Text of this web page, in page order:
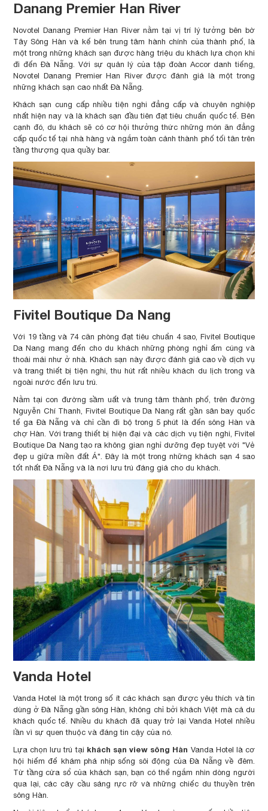
Danang Premier Han River
Novotel Danang Premier Han River nằm tại vị trí lý tưởng bên bờ
Tây Sông Hàn và kế bên trung tâm hành chính của thành phố, là
một trong những khách sạn được hàng triệu du khách lựa chọn khi
đi đến Đà Nẵng. Với sự quản lý của tập đoàn Accor danh tiếng,
Novotel Danang Premier Han River được đánh giá là một trong
những khách sạn cao nhất Đà Nẵng.
Khách sạn cung cấp nhiều tiện nghi đẳng cấp và chuyên nghiệp
nhất hiện nay và là khách sạn đầu tiên đạt tiêu chuẩn quốc tế. Bên
cạnh đó, du khách sẽ có cơ hội thưởng thức những món ăn đẳng
cấp quốc tế tại nhà hàng và ngắm toàn cảnh thành phố tối tân trên
tầng thượng qua quầy bar.
Fivitel Boutique Da Nang
Với 19 tầng và 74 căn phòng đạt tiêu chuẩn 4 sao, Fivitel Boutique
Da Nang mang đến cho du khách những phòng nghỉ ấm cúng và
thoải mái như ở nhà. Khách sạn này được đánh giá cao về dịch vụ
và trang thiết bị tiện nghi, thu hút rất nhiều khách du lịch trong và
ngoài nước đến lưu trú.
Nằm tại con đường sầm uất và trung tâm thành phố, trên đường
Nguyễn Chí Thanh, Fivitel Boutique Da Nang rất gần sân bay quốc
tế ga Đà Nẵng và chỉ cần đi bộ trong 5 phút là đến sông Hàn và
chợ Hàn. Với trang thiết bị hiện đại và các dịch vụ tiện nghi, Fivitel
Boutique Da Nang tạo ra không gian nghỉ dưỡng đẹp tuyệt vời "Vẻ
đẹp u giữa miền đất Á". Đây là một trong những khách sạn 4 sao
tốt nhất Đà Nẵng và là nơi lưu trú đáng giá cho du khách.
Vanda Hotel
Vanda Hotel là một trong số ít các khách sạn được yêu thích và tin
dùng ở Đà Nẵng gần sông Hàn, không chỉ bởi khách Việt mà cả du
khách quốc tế. Nhiều du khách đã quay trở lại Vanda Hotel nhiều
lần vì sự quen thuộc và đáng tin cậy của nó.
Lựa chọn lưu trú tại khách sạn view sông Hàn Vanda Hotel là cơ
hội hiếm để khám phá nhịp sống sôi động của Đà Nẵng về đêm.
Từ tầng cửa sổ của khách sạn, bạn có thể ngắm nhìn dòng người
qua lại, các cây cầu sáng rực rỡ và những chiếc du thuyền trên
sông Hàn.